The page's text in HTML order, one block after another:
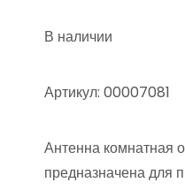
В наличии
Артикул: 00007081
Антенна комнатная
предназначена для